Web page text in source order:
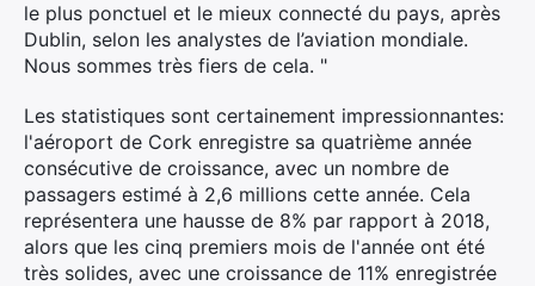
le plus ponctuel et le mieux connecté du pays, après
Dublin, selon les analystes de l’aviation mondiale.
Nous sommes très fiers de cela. "
Les statistiques sont certainement impressionnantes:
l'aéroport de Cork enregistre sa quatrième année
consécutive de croissance, avec un nombre de
passagers estimé à 2,6 millions cette année. Cela
représentera une hausse de 8% par rapport à 2018,
alors que les cinq premiers mois de l'année ont été
très solides, avec une croissance de 11% enregistrée